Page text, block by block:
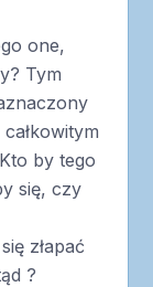
one,
Tym
by tego
się, czy
złapać
?